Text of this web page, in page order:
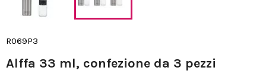
R069P3
Alffa 33 ml, confezione da 3 pezzi